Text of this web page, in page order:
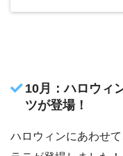
10月：ハロウィ
ツが登場！
ハロウィンにあわせ